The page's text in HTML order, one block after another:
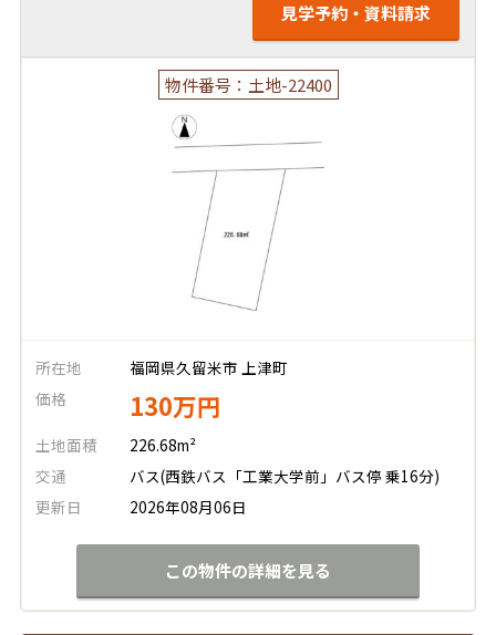
見学予約・資料請求
物件番号：土地-22400
所在地
福岡県久留米市 上津町
価格
130万円
土地面積
226.68m²
交通
バス(西鉄バス「工業大学前」バス停 乗16分)
更新日
2026年08月06日
この物件の詳細を見る